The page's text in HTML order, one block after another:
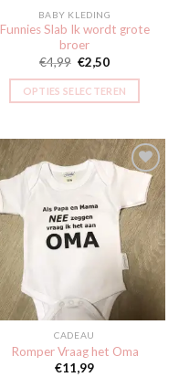
BABY KLEDING
Funnies Slab Ik wordt grote
broer
€4,99 €2,50
OPTIES SELECTEREN
Toevoegen
aan
verlanglijst
CADEAU
Romper Vraag het Oma
€11,99